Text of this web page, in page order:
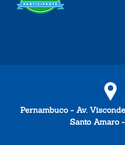
Pernambuco - Av.
Santo Amaro